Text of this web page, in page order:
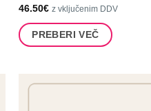
46.50€ z vključenim DDV
PREBERI VEČ